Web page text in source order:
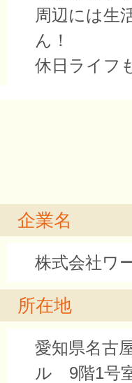
周辺には生
ん！
休日ライフ
企業名
株式会社ワ
所在地
愛知県名古
ル 9階1号